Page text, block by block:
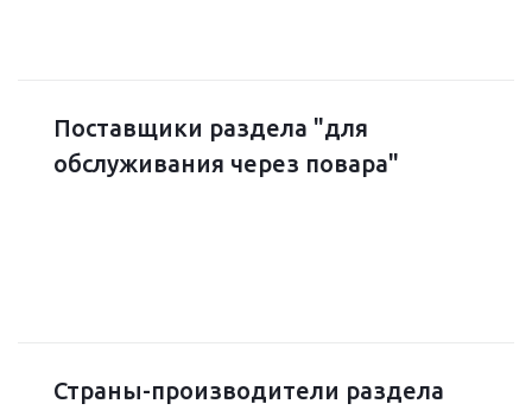
Поставщики раздела "для
обслуживания через повара"
Страны-производители раздела